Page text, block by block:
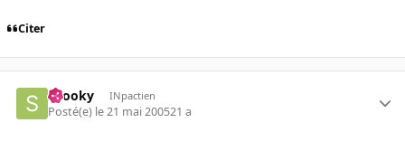
Citer
snooky INpactien
Posté(e) le 21 mai 200521 a